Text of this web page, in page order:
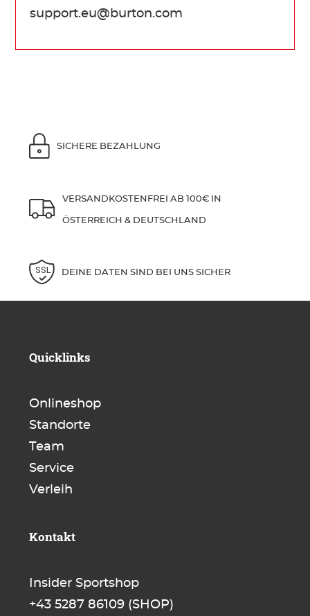
support.eu@burton.com
SICHERE BEZAHLUNG
VERSANDKOSTENFREI AB 100€ IN
ÖSTERREICH & DEUTSCHLAND
DEINE DATEN SIND BEI UNS SICHER
Quicklinks
Onlineshop
Standorte
Team
Service
Verleih
Kontakt
Insider Sportshop
+43 5287 86109 (SHOP)